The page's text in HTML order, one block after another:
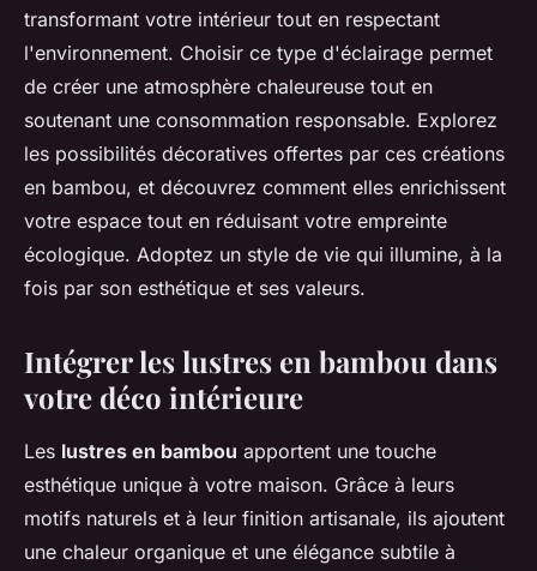
transformant votre intérieur tout en respectant
l'environnement. Choisir ce type d'éclairage permet
de créer une atmosphère chaleureuse tout en
soutenant une consommation responsable. Explorez
les possibilités décoratives offertes par ces créations
en bambou, et découvrez comment elles enrichissent
votre espace tout en réduisant votre empreinte
écologique. Adoptez un style de vie qui illumine, à la
fois par son esthétique et ses valeurs.
Intégrer les lustres en bambou dans
votre déco intérieure
Les lustres en bambou apportent une touche
esthétique unique à votre maison. Grâce à leurs
motifs naturels et à leur finition artisanale, ils ajoutent
une chaleur organique et une élégance subtile à